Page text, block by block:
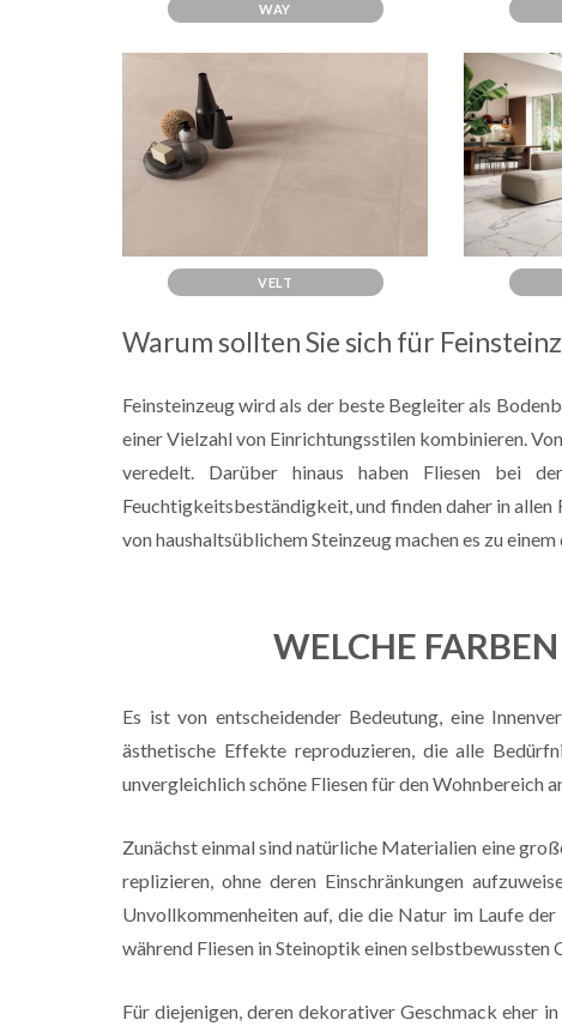
WAY
VELT
Warum sollten Sie sich für
Feinsteinzeug wird als der beste Begleiter als
einer Vielzahl von Einrichtungsstilen kombinieren.
veredelt. Darüber hinaus haben Fliesen bei
Feuchtigkeitsbeständigkeit, und finden daher in
von haushaltsüblichem Steinzeug machen es zu
WELCHE
Es ist von entscheidender Bedeutung, eine
ästhetische Effekte reproduzieren, die alle
unvergleichlich schöne Fliesen für den Wohnbereich
Zunächst einmal sind natürliche Materialien eine
replizieren, ohne deren Einschränkungen
Unvollkommenheiten auf, die die Natur im Laufe
während Fliesen in Steinoptik einen selbstbewussten
Für diejenigen, deren dekorativer Geschmack eher